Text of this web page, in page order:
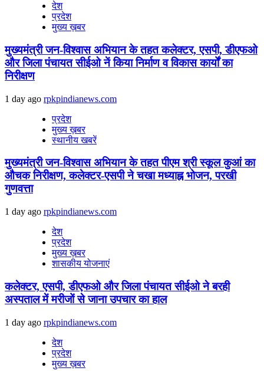
देश
प्रदेश
मुख्य ख़बर
मुख्यमंत्री जन-विश्वास अभियान के तहत कलेक्टर, एसपी, डीएफओ
और जिला पंचायत सीईओ नें किया निर्माण व विकास कार्यों का
निरीक्षण
1 day ago rpkpindianews.com
प्रदेश
मुख्य ख़बर
स्थानीय खबरें
मुख्यमंत्री जन-विश्वास अभियान के तहत पीएम श्री स्कूल कुआं का
औचक निरीक्षण, कलेक्टर-एसपी ने चखा मध्याह्न भोजन, परखी
गुणवत्ता
1 day ago rpkpindianews.com
देश
प्रदेश
मुख्य ख़बर
शासकीय योजनाएं
कलेक्टर, एसपी, डीएफओ और जिला पंचायत सीईओ ने बरही
अस्पताल में मरीजों से जाना उपचार का हाल
1 day ago rpkpindianews.com
देश
प्रदेश
मुख्य ख़बर